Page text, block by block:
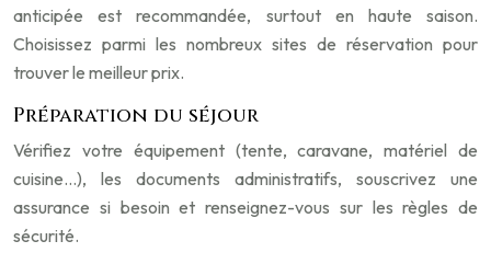
anticipée est recommandée, surtout en haute saison.
Choisissez parmi les nombreux sites de réservation pour
trouver le meilleur prix.
Préparation du séjour
Vérifiez votre équipement (tente, caravane, matériel de
cuisine…), les documents administratifs, souscrivez une
assurance si besoin et renseignez-vous sur les règles de
sécurité.